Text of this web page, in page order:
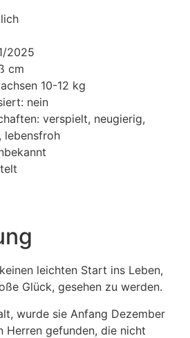
2025
cm
10-12 kg
nein
verspielt, neugierig,
lebensfroh
leichten Start ins Leben,
Glück, gesehen zu werden.
wurde sie Anfang Dezember
Herren gefunden, die nicht